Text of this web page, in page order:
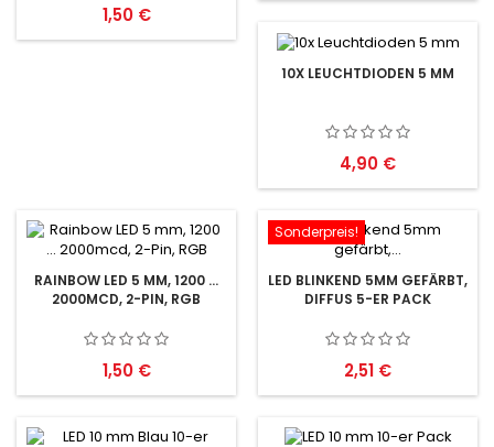
Preis
1,50 €
10X LEUCHTDIODEN 5 MM
Preis
4,90 €
RAINBOW LED 5 MM, 1200 ...
2000MCD, 2-PIN, RGB
Preis
1,50 €
Sonderpreis!
LED BLINKEND 5MM GEFÄRBT,
DIFFUS 5-ER PACK
Preis
2,51 €